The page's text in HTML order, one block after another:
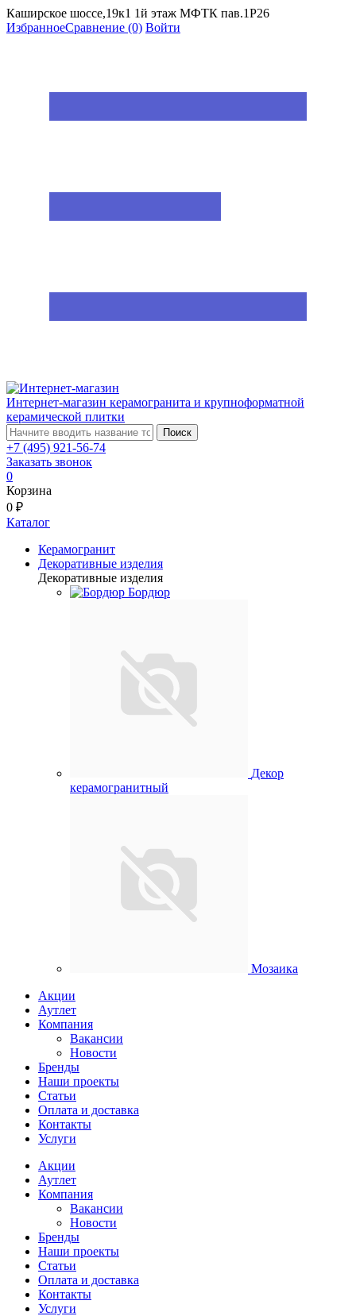
Каширское шоссе,19к1 1й этаж МФТК пав.1Р26
ИзбранноеСравнение (0) Войти
Интернет-магазин керамогранита и крупноформатной
керамической плитки
Поиск
+7 (495) 921-56-74
Заказать звонок
0
Корзина
0 ₽
Каталог
Керамогранит
Декоративные изделия
Декоративные изделия
Бордюр
Декор
керамогранитный
Мозаика
Акции
Аутлет
Компания
Вакансии
Новости
Бренды
Наши проекты
Статьи
Оплата и доставка
Контакты
Услуги
Акции
Аутлет
Компания
Вакансии
Новости
Бренды
Наши проекты
Статьи
Оплата и доставка
Контакты
Услуги